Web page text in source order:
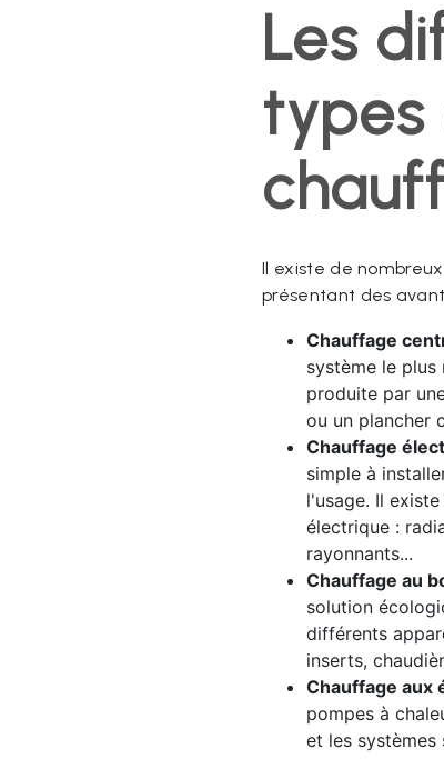
Les
types
Il existe de
présentant des
Chauffage
système le plus
produite par
ou un plancher
Chauffage
simple à
l'usage. Il
électrique :
rayonnants...
Chauffage au
solution
différents
inserts,
Chauffage aux
pompes à
et les systèmes